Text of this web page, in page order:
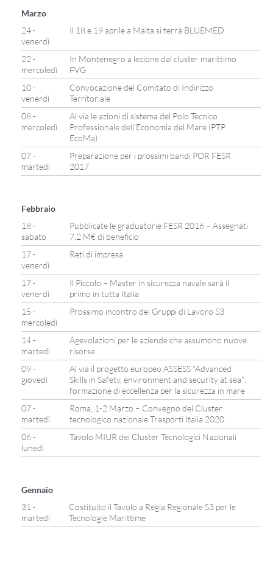
Marzo
24 -
venerdì
Il 18 e 19 aprile a Malta si terrà BLUEMED
22 -
mercoledì
In Montenegro a lezione dal cluster marittimo
FVG
10 -
venerdì
Convocazione del Comitato di Indirizzo
Territoriale
08 -
mercoledì
Al via le azioni di sistema del Polo Tecnico
Professionale dell’Economia del Mare (PTP
EcoMa)
07 -
martedì
Preparazione per i prossimi bandi POR FESR
2017
Febbraio
18 -
sabato
Pubblicate le graduatorie FESR 2016 – Assegnati
7,2 M€ di beneficio
17 -
venerdì
Reti di impresa
17 -
venerdì
Il Piccolo – Master in sicurezza navale sarà il
primo in tutta Italia
15 -
mercoledì
Prossimo incontro dei Gruppi di Lavoro S3
14 -
martedì
Agevolazioni per le aziende che assumono nuove
risorse
09 -
giovedì
Al via il progetto europeo ASSESS “Advanced
Skills in Safety, environment and security at sea”:
formazione di eccellenza per la sicurezza in mare
07 -
martedì
Roma, 1-2 Marzo – Convegno del Cluster
tecnologico nazionale Trasporti Italia 2020
06 -
lunedì
Tavolo MIUR dei Cluster Tecnologici Nazionali
Gennaio
31 -
martedì
Costituito il Tavolo a Regia Regionale S3 per le
Tecnologie Marittime